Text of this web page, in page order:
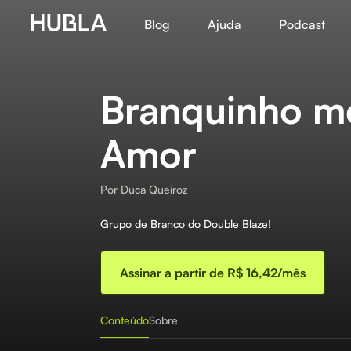
Blog Ajuda Podcast
Branquinho
Amor
Por Duca Queiroz
Grupo de Branco do Double Blaze!
Assinar a partir de R$ 16,42/mês
ConteúdoSobre